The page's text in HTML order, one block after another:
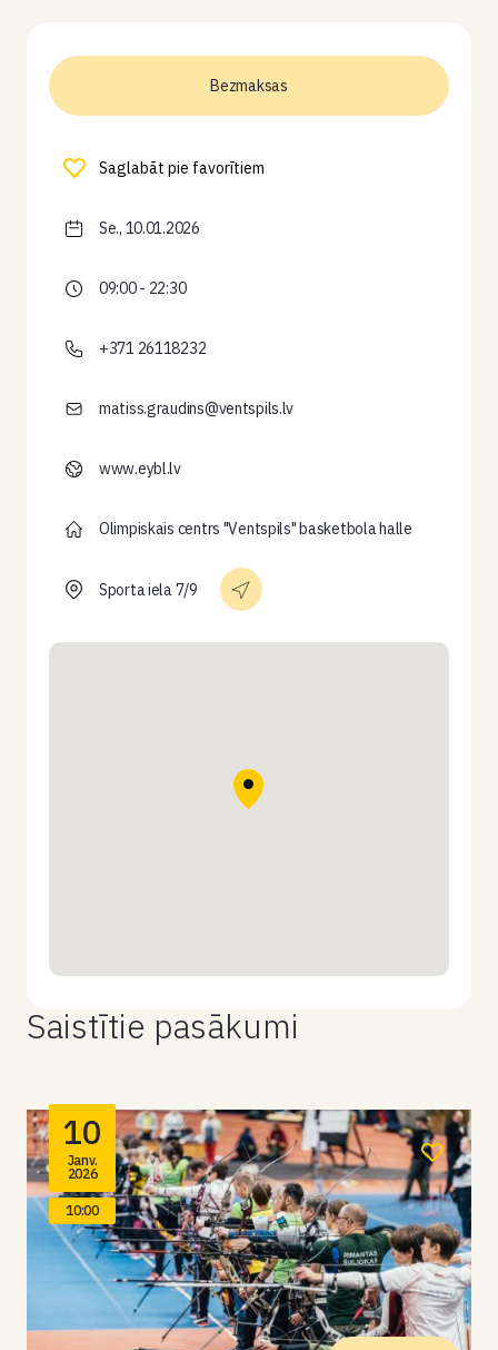
Bezmaksas
Saglabāt pie favorītiem
Se., 10.01.2026
09:00 - 22:30
+371 26118232
matiss.graudins@ventspils.lv
www.eybl.lv
Olimpiskais centrs "Ventspils" basketbola halle
Sporta iela 7/9
Saistītie pasākumi
10
Janv.
2026
10:00